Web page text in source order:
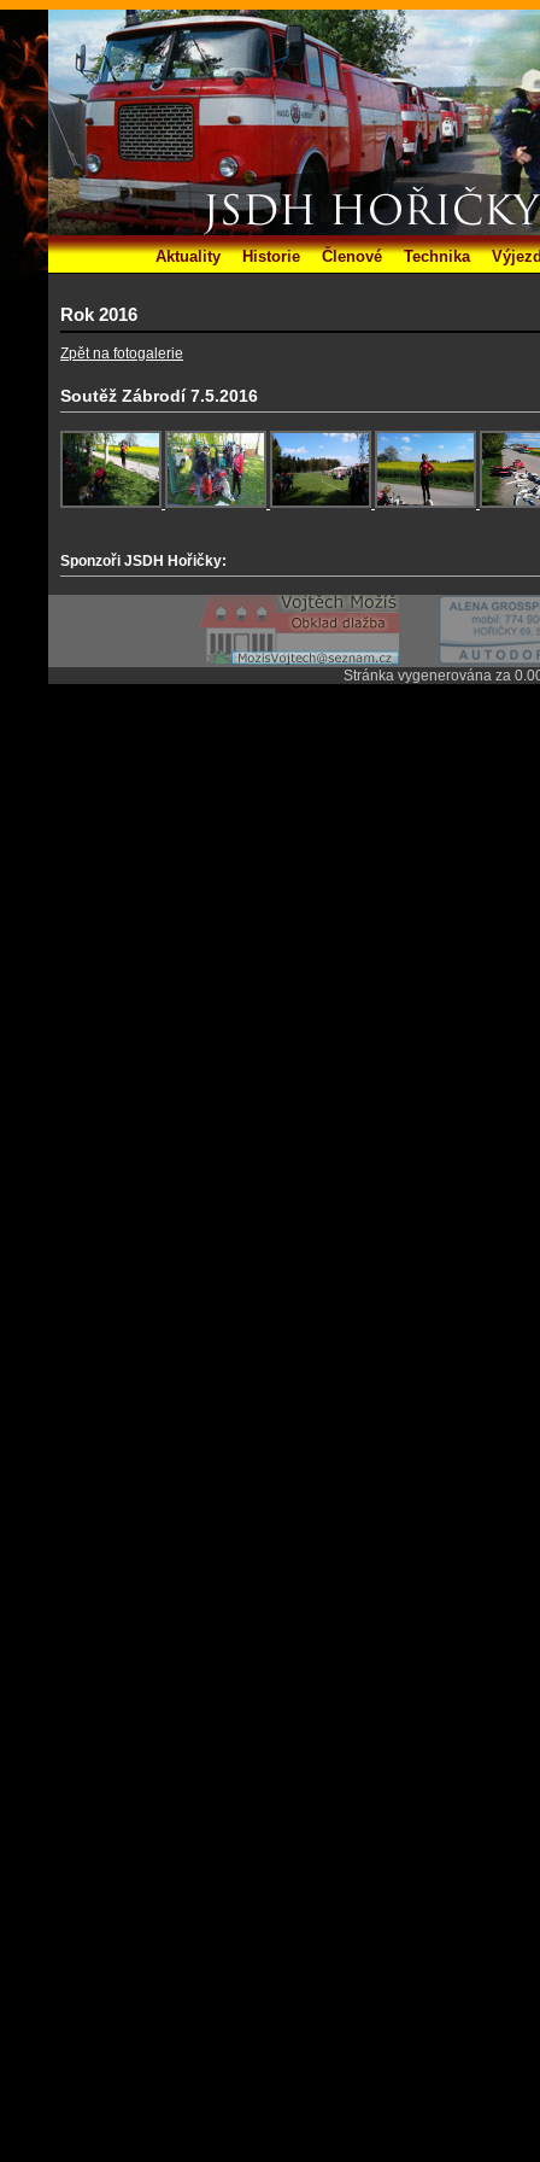
Aktuality Historie Členové Technika
Rok 2016
Zpět na fotogalerie
Soutěž Zábrodí 7.5.2016
Sponzoři JSDH Hořičky:
Stránka vygenerována za